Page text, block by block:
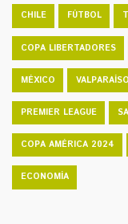
CHILE FÚTBOL
COPA LIBERTADORES
MÉXICO VALPARAÍSO
PREMIER LEAGUE
COPA AMÉRICA 2024
ECONOMÍA